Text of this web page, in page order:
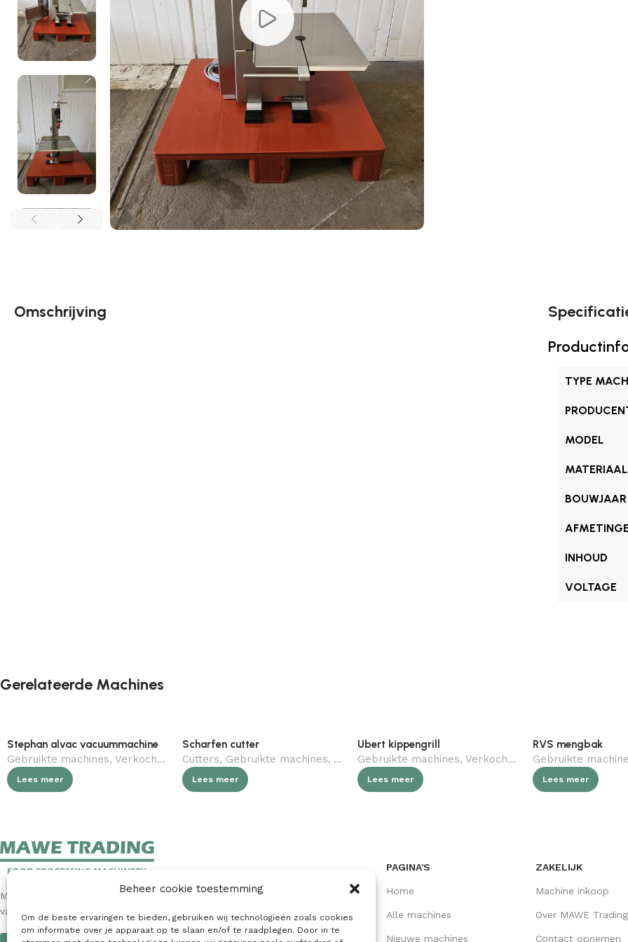
Beheer cookie toestemming
Om de beste ervaringen te bieden, gebruiken wij technologieën zoals cookies
om informatie over je apparaat op te slaan en/of te raadplegen. Door in te
Omschrijving
TYPE
MODEL
MATERIAAL
BOUWJAAR
INHOUD
VOLTAGE
Gerelateerde Machines
Stephan alvac vacuummachine
Gebruikte machines, Verkocht (gebruikt) , Horeca Slagerij
Lees meer
Scharfen cutter
Cutters, Gebruikte machines, Verkocht (gebruikt) , Slagerij
Lees meer
Ubert kippengrill
Gebruikte machines, Verkocht (gebruikt) , Horeca ,
Lees meer
RVS mengbak
Gebruikte
Lees meer
MAWE Trading is een toonaangevende internationale leverancier
van nieuwe en gebruikte machines voor de voedingsindustrie.
PAGINA'S
Home
Alle machines
Nieuwe machines
ZAKELIJK
Machine inkoop
Over MAWE Trading
Contact opnemen